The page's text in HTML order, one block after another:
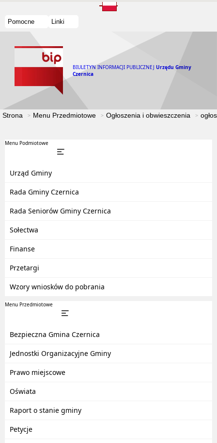
Pomocne Linki
BIULETYN INFORMACJI PUBLICZNEJ Urzędu Gminy
Czernica
Strona Menu Przedmiotowe Ogłoszenia i obwieszczenia
Menu Podmiotowe
Urząd Gminy
Rada Gminy Czernica
Rada Seniorów Gminy Czernica
Sołectwa
Finanse
Przetargi
Wzory wniosków do pobrania
Menu Przedmiotowe
Bezpieczna Gmina Czernica
Jednostki Organizacyjne Gminy
Prawo miejscowe
Oświata
Raport o stanie gminy
Petycje